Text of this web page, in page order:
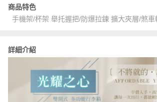
商品特色
手機架/杯架 舉托握把/防爆拉鍊 擴大夾層/煞車
詳細介紹